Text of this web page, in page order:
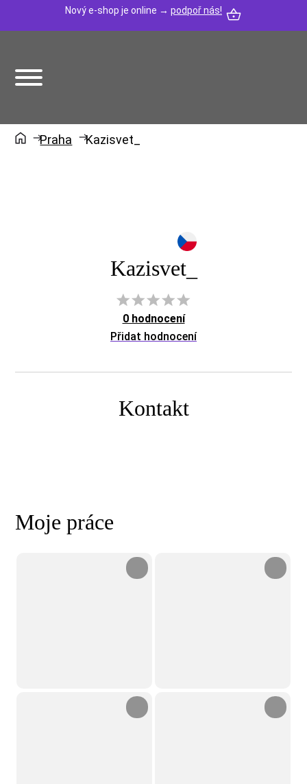
Nový e-shop je online → podpoř nás!
Praha Kazisvet_
Kazisvet_
0 hodnocení
Přidat hodnocení
Kontakt
Moje práce